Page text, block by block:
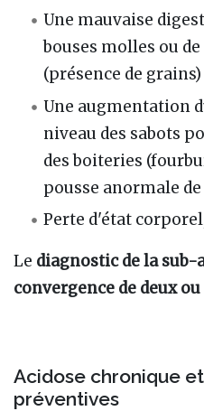
Une mauvaise
bouses molles ou
(présence de grains)
Une augmentation
niveau des sabots
des boiteries
pousse anormale
Perte d'état
Le diagnostic de la sub-
convergence de deux
Acidose chronique
préventives